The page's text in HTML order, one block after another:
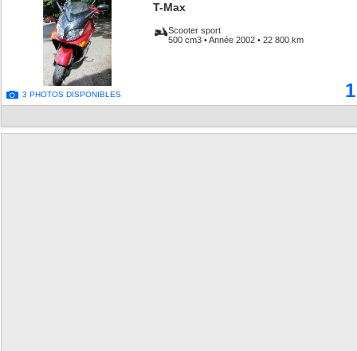
3 PHOTOS DISPONIBLES
T-Max
Scooter sport
500 cm3 • Année 2002 • 22 800 km